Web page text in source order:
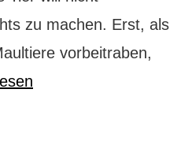
zu machen. Erst, als
vorbeitraben,